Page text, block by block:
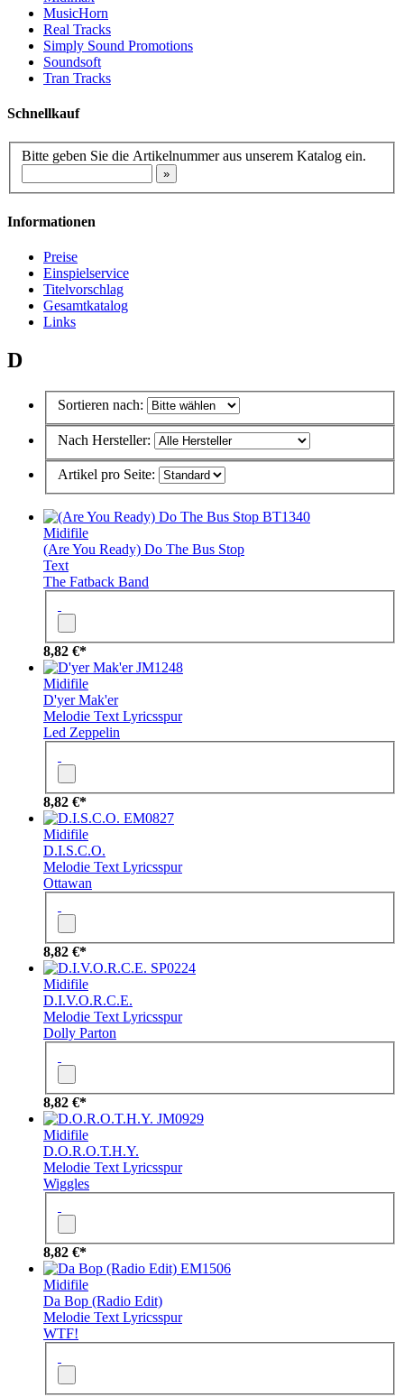
MusicHorn
Real Tracks
Simply Sound Promotions
Soundsoft
Tran Tracks
Schnellkauf
Bitte geben Sie die Artikelnummer aus unserem Katalog ein.
Informationen
Preise
Einspielservice
Titelvorschlag
Gesamtkatalog
Links
D
Sortieren nach:
Nach Hersteller:
Artikel pro Seite:
BT1340
Midifile
(Are You Ready) Do The Bus Stop
Text
The Fatback Band
8,82 €*
JM1248
Midifile
D'yer Mak'er
Melodie Text Lyricsspur
Led Zeppelin
8,82 €*
EM0827
Midifile
D.I.S.C.O.
Melodie Text Lyricsspur
Ottawan
8,82 €*
SP0224
Midifile
D.I.V.O.R.C.E.
Melodie Text Lyricsspur
Dolly Parton
8,82 €*
JM0929
Midifile
D.O.R.O.T.H.Y.
Melodie Text Lyricsspur
Wiggles
8,82 €*
EM1506
Midifile
Da Bop (Radio Edit)
Melodie Text Lyricsspur
WTF!